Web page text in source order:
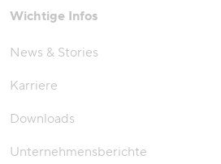
Wichtige Infos
News & Stories
Karriere
Downloads
Unternehmensberichte